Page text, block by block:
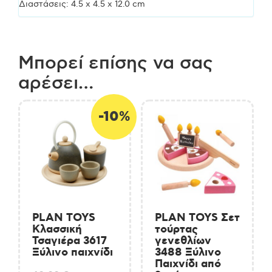
Διαστάσεις: 4.5 x 4.5 x 12.0 cm
Μπορεί επίσης να σας
αρέσει…
-10%
PLAN TOYS
Κλασσική
Τσαγιέρα 3617
Ξύλινο παιχνίδι
PLAN TOYS Σετ
τούρτας
γενεθλίων
3488 Ξύλινο
Παιχνίδι από